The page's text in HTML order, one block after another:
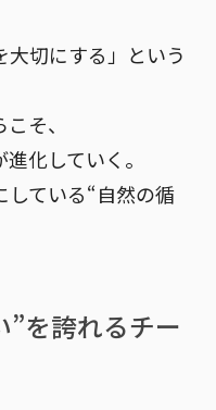
切にする」という
そ、
化していく。
している“自然の循
を誇れるチー